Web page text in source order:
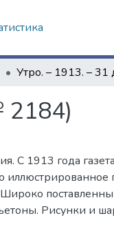
2184)
С 1913 года
иллюстрированное
Рисунки и